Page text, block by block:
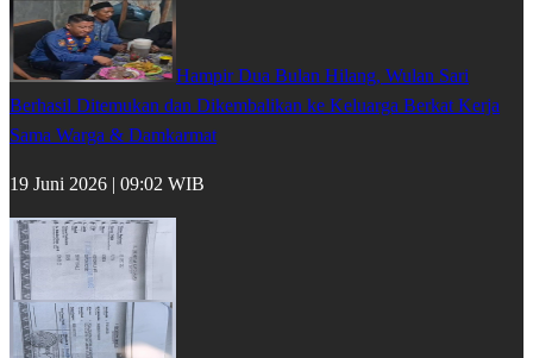
Hampir Dua Bulan Hilang, Wulan Sari
Berhasil Ditemukan dan Dikembalikan ke Keluarga Berkat Kerja
Sama Warga & Damkarmat
19 Juni 2026 | 09:02 WIB